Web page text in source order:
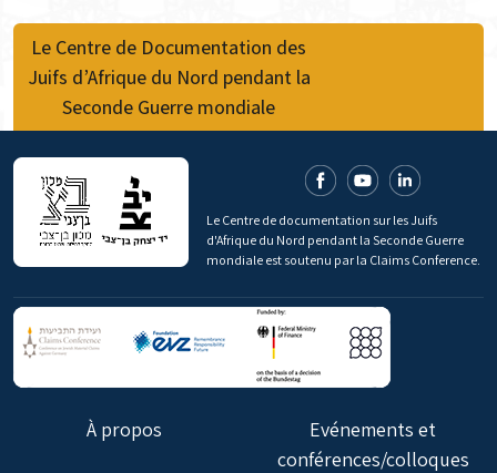
Le Centre de Documentation des
Juifs d’Afrique du Nord pendant la
Seconde Guerre mondiale
Le Centre de documentation sur les Juifs
d'Afrique du Nord pendant la Seconde Guerre
mondiale est soutenu par la Claims Conference.
À propos
Evénements et
conférences/colloques